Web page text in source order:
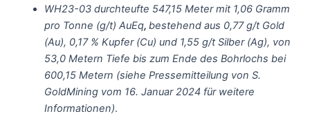
WH23-03 durchteufte 547,15 Meter mit 1,06 Gramm
pro Tonne (g/t) AuEq, bestehend aus 0,77 g/t Gold
(Au), 0,17 % Kupfer (Cu) und 1,55 g/t Silber (Ag), von
53,0 Metern Tiefe bis zum Ende des Bohrlochs bei
600,15 Metern (siehe Pressemitteilung von S.
GoldMining vom 16. Januar 2024 für weitere
Informationen).